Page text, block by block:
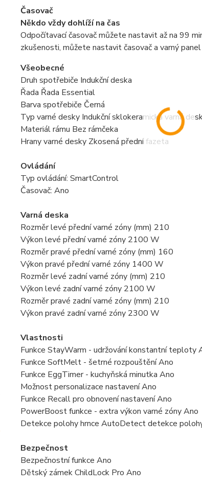
Časovač
Někdo vždy dohlíží na čas
Odpočítavací časovač můžete nastavit až na 99
zkušenosti, můžete nastavit časovač a varný
Všeobecné
Druh spotřebiče Indukční deska
Řada Řada Essential
Barva spotřebiče Černá
Typ varné desky Indukční sklokeramická varná
Materiál rámu Bez rámčeka
Hrany varné desky Zkosená přední fazeta
Ovládání
Typ ovládání: SmartControl
Časovač: Ano
Varná deska
Rozměr levé přední varné zóny (mm) 210
Výkon levé přední varné zóny 2100 W
Rozměr pravé přední varné zóny (mm) 160
Výkon pravé přední varné zóny 1400 W
Rozměr levé zadní varné zóny (mm) 210
Výkon levé zadní varné zóny 2100 W
Rozměr pravé zadní varné zóny (mm) 210
Výkon pravé zadní varné zóny 2300 W
Vlastnosti
Funkce StayWarm - udržování konstantní teploty
Funkce SoftMelt - šetrné rozpouštění Ano
Funkce EggTimer - kuchyňská minutka Ano
Možnost personalizace nastavení Ano
Funkce Recall pro obnovení nastavení Ano
PowerBoost funkce - extra výkon varné zóny Ano
Detekce polohy hrnce AutoDetect detekce
Bezpečnost
Bezpečnostní funkce Ano
Dětský zámek ChildLock Pro Ano